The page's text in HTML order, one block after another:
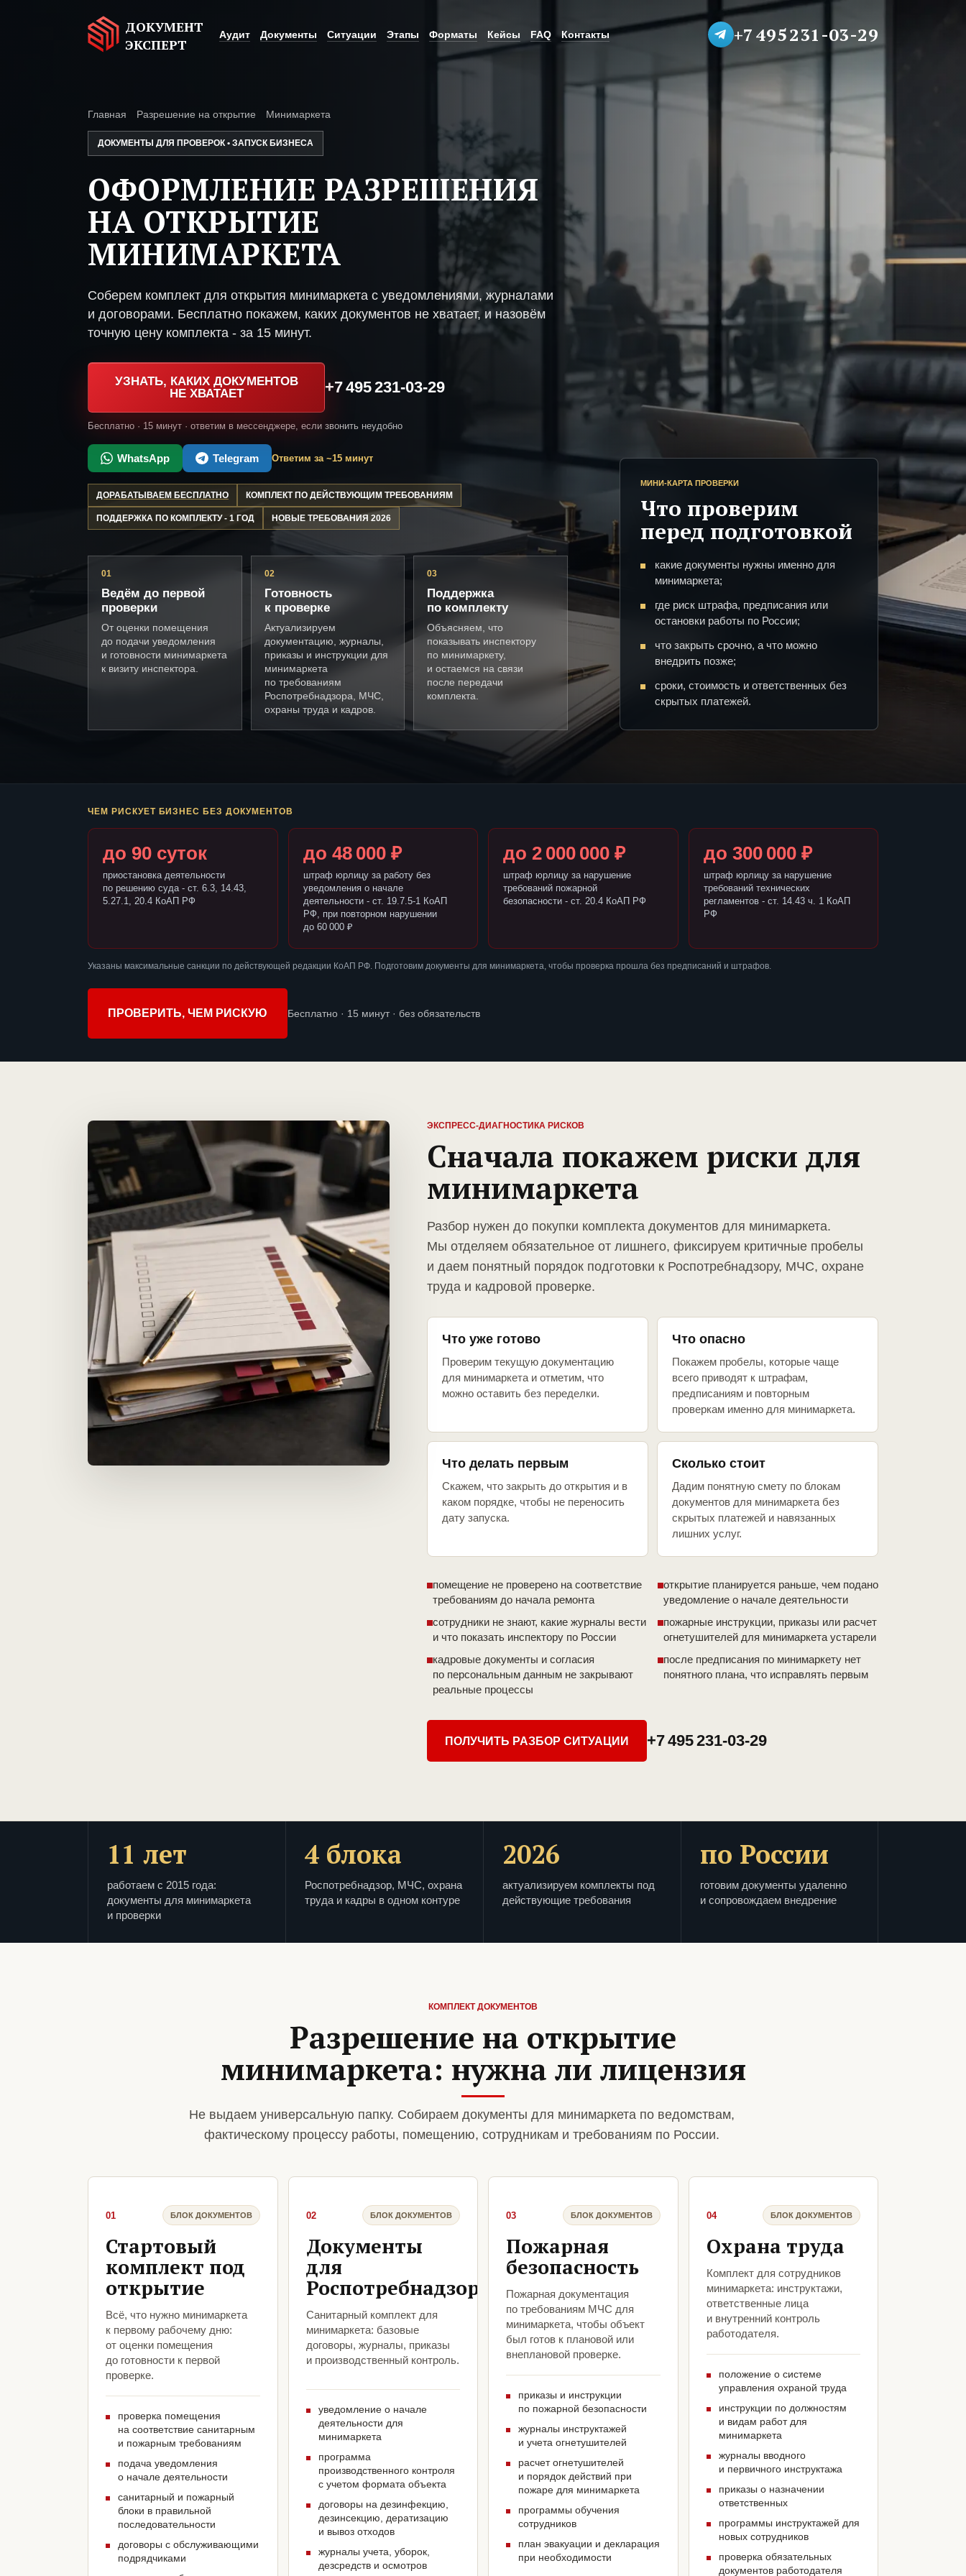
ДОКУМЕНТ
ЭКСПЕРТ
Аудит Документы Ситуации Этапы Форматы Кейсы FAQ Контакты +7 495 231-03-29
Главная Разрешение на открытие Минимаркета
ДОКУМЕНТЫ ДЛЯ ПРОВЕРОК • ЗАПУСК БИЗНЕСА
ОФОРМЛЕНИЕ РАЗРЕШЕНИЯ
НА ОТКРЫТИЕ
МИНИМАРКЕТА
Соберем комплект для открытия минимаркета с уведомлениями, журналами
и договорами. Бесплатно покажем, каких документов не хватает, и назовём
точную цену комплекта - за 15 минут.
УЗНАТЬ, КАКИХ ДОКУМЕНТОВ
НЕ ХВАТАЕТ
+7 495 231-03-29
Бесплатно · 15 минут · ответим в мессенджере, если звонить неудобно
WhatsApp Telegram Ответим за ~15 минут
ДОРАБАТЫВАЕМ БЕСПЛАТНО КОМПЛЕКТ ПО ДЕЙСТВУЮЩИМ ТРЕБОВАНИЯМ
ПОДДЕРЖКА ПО КОМПЛЕКТУ - 1 ГОД НОВЫЕ ТРЕБОВАНИЯ 2026
01
Ведём до первой
проверки
От оценки помещения
до подачи уведомления
и готовности минимаркета
к визиту инспектора.
02
Готовность
к проверке
Актуализируем
документацию, журналы,
приказы и инструкции для
минимаркета
по требованиям
Роспотребнадзора, МЧС,
охраны труда и кадров.
03
Поддержка
по комплекту
Объясняем, что
показывать инспектору
по минимаркету,
и остаемся на связи
после передачи
комплекта.
МИНИ-КАРТА ПРОВЕРКИ
Что проверим
перед подготовкой
какие документы нужны именно для
минимаркета;
где риск штрафа, предписания или
остановки работы по России;
что закрыть срочно, а что можно
внедрить позже;
сроки, стоимость и ответственных без
скрытых платежей.
ЧЕМ РИСКУЕТ БИЗНЕС БЕЗ ДОКУМЕНТОВ
до 90 суток
приостановка деятельности
по решению суда - ст. 6.3, 14.43,
5.27.1, 20.4 КоАП РФ
до 48 000 ₽
штраф юрлицу за работу без
уведомления о начале
деятельности - ст. 19.7.5-1 КоАП
РФ, при повторном нарушении
до 60 000 ₽
до 2 000 000 ₽
штраф юрлицу за нарушение
требований пожарной
безопасности - ст. 20.4 КоАП РФ
до 300 000 ₽
штраф юрлицу за нарушение
требований технических
регламентов - ст. 14.43 ч. 1 КоАП
РФ
Указаны максимальные санкции по действующей редакции КоАП РФ. Подготовим документы для минимаркета, чтобы проверка прошла без предписаний и штрафов.
ПРОВЕРИТЬ, ЧЕМ РИСКУЮ Бесплатно · 15 минут · без обязательств
ЭКСПРЕСС-ДИАГНОСТИКА РИСКОВ
Сначала покажем риски для
минимаркета
Разбор нужен до покупки комплекта документов для минимаркета.
Мы отделяем обязательное от лишнего, фиксируем критичные пробелы
и даем понятный порядок подготовки к Роспотребнадзору, МЧС, охране
труда и кадровой проверке.
Что уже готово
Проверим текущую документацию
для минимаркета и отметим, что
можно оставить без переделки.
Что опасно
Покажем пробелы, которые чаще
всего приводят к штрафам,
предписаниям и повторным
проверкам именно для минимаркета.
Что делать первым
Скажем, что закрыть до открытия и в
каком порядке, чтобы не переносить
дату запуска.
Сколько стоит
Дадим понятную смету по блокам
документов для минимаркета без
скрытых платежей и навязанных
лишних услуг.
помещение не проверено на соответствие
требованиям до начала ремонта
открытие планируется раньше, чем подано
уведомление о начале деятельности
сотрудники не знают, какие журналы вести
и что показать инспектору по России
пожарные инструкции, приказы или расчет
огнетушителей для минимаркета устарели
кадровые документы и согласия
по персональным данным не закрывают
реальные процессы
после предписания по минимаркету нет
понятного плана, что исправлять первым
ПОЛУЧИТЬ РАЗБОР СИТУАЦИИ +7 495 231-03-29
11 лет
работаем с 2015 года:
документы для минимаркета
и проверки
4 блока
Роспотребнадзор, МЧС, охрана
труда и кадры в одном контуре
2026
актуализируем комплекты под
действующие требования
по России
готовим документы удаленно
и сопровождаем внедрение
КОМПЛЕКТ ДОКУМЕНТОВ
Разрешение на открытие
минимаркета: нужна ли лицензия
Не выдаем универсальную папку. Собираем документы для минимаркета по ведомствам,
фактическому процессу работы, помещению, сотрудникам и требованиям по России.
01 БЛОК ДОКУМЕНТОВ
Стартовый
комплект под
открытие
Всё, что нужно минимаркета
к первому рабочему дню:
от оценки помещения
до готовности к первой
проверке.
проверка помещения
на соответствие санитарным
и пожарным требованиям
подача уведомления
о начале деятельности
санитарный и пожарный
блоки в правильной
последовательности
договоры с обслуживающими
подрядчиками
02 БЛОК ДОКУМЕНТОВ
Документы
для
Роспотребнадзора
Санитарный комплект для
минимаркета: базовые
договоры, журналы, приказы
и производственный контроль.
уведомление о начале
деятельности для
минимаркета
программа
производственного контроля
с учетом формата объекта
договоры на дезинфекцию,
дезинсекцию, дератизацию
и вывоз отходов
журналы учета, уборок,
дезсредств и осмотров
03 БЛОК ДОКУМЕНТОВ
Пожарная
безопасность
Пожарная документация
по требованиям МЧС для
минимаркета, чтобы объект
был готов к плановой или
внеплановой проверке.
приказы и инструкции
по пожарной безопасности
журналы инструктажей
и учета огнетушителей
расчет огнетушителей
и порядок действий при
пожаре для минимаркета
программы обучения
сотрудников
план эвакуации и декларация
при необходимости
04 БЛОК ДОКУМЕНТОВ
Охрана труда
Комплект для сотрудников
минимаркета: инструктажи,
ответственные лица
и внутренний контроль
работодателя.
положение о системе
управления охраной труда
инструкции по должностям
и видам работ для
минимаркета
журналы вводного
и первичного инструктажа
приказы о назначении
ответственных
программы инструктажей для
новых сотрудников
проверка обязательных
документов работодателя